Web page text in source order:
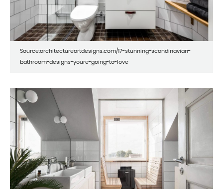
Source:architectureartdesigns.com/17-stunning-scandinavian-
bathroom-designs-youre-going-to-love